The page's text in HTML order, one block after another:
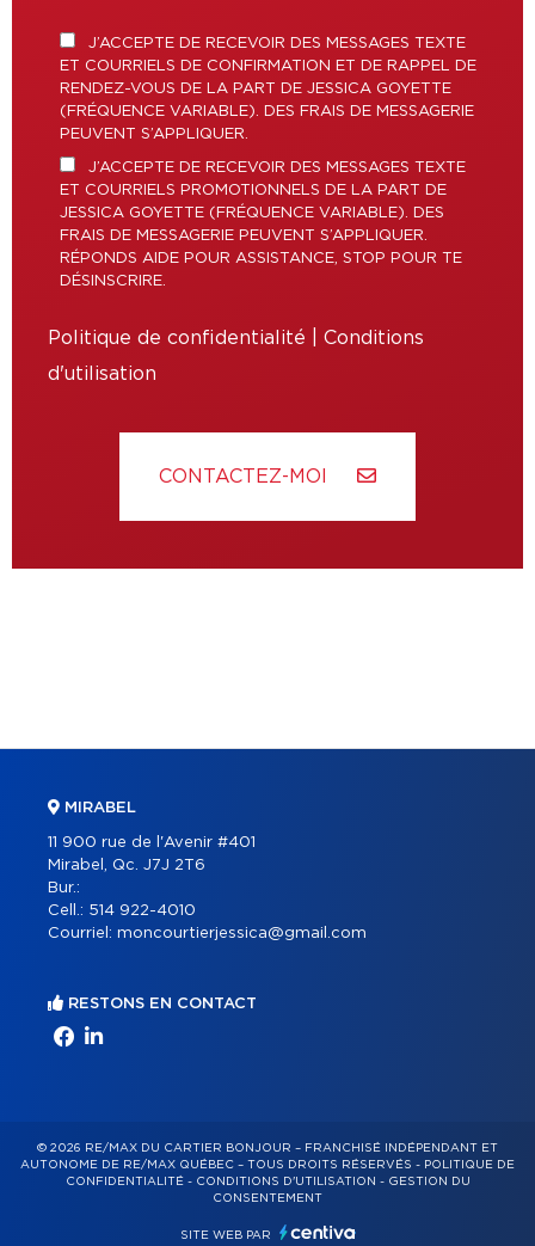
J’ACCEPTE DE RECEVOIR DES MESSAGES TEXTE
ET COURRIELS DE CONFIRMATION ET DE RAPPEL DE
RENDEZ-VOUS DE LA PART DE JESSICA GOYETTE
(FRÉQUENCE VARIABLE). DES FRAIS DE MESSAGERIE
PEUVENT S’APPLIQUER.
J’ACCEPTE DE RECEVOIR DES MESSAGES TEXTE
ET COURRIELS PROMOTIONNELS DE LA PART DE
JESSICA GOYETTE (FRÉQUENCE VARIABLE). DES
FRAIS DE MESSAGERIE PEUVENT S’APPLIQUER.
RÉPONDS AIDE POUR ASSISTANCE, STOP POUR TE
DÉSINSCRIRE.
Politique de confidentialité
Conditions
d'utilisation
CONTACTEZ-MOI
MIRABEL
11 900 rue de l'Avenir #401
Mirabel, Qc. J7J 2T6
Bur.:
Cell.: 514 922-4010
Courriel: moncourtierjessica@gmail.com
RESTONS EN CONTACT
© 2026 RE/MAX DU CARTIER BONJOUR – FRANCHISÉ INDÉPENDANT ET
AUTONOME DE RE/MAX QUÉBEC – TOUS DROITS RÉSERVÉS - POLITIQUE DE
CONFIDENTIALITÉ- CONDITIONS D'UTILISATION - GESTION DU
CONSENTEMENT
SITE WEB PAR